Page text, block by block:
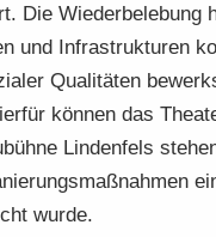
Die Wie­der­be­le­bung
und In­fra­struk­tu­ren
Qua­li­tä­ten
kön­nen das
Lin­den­fels
wurde.